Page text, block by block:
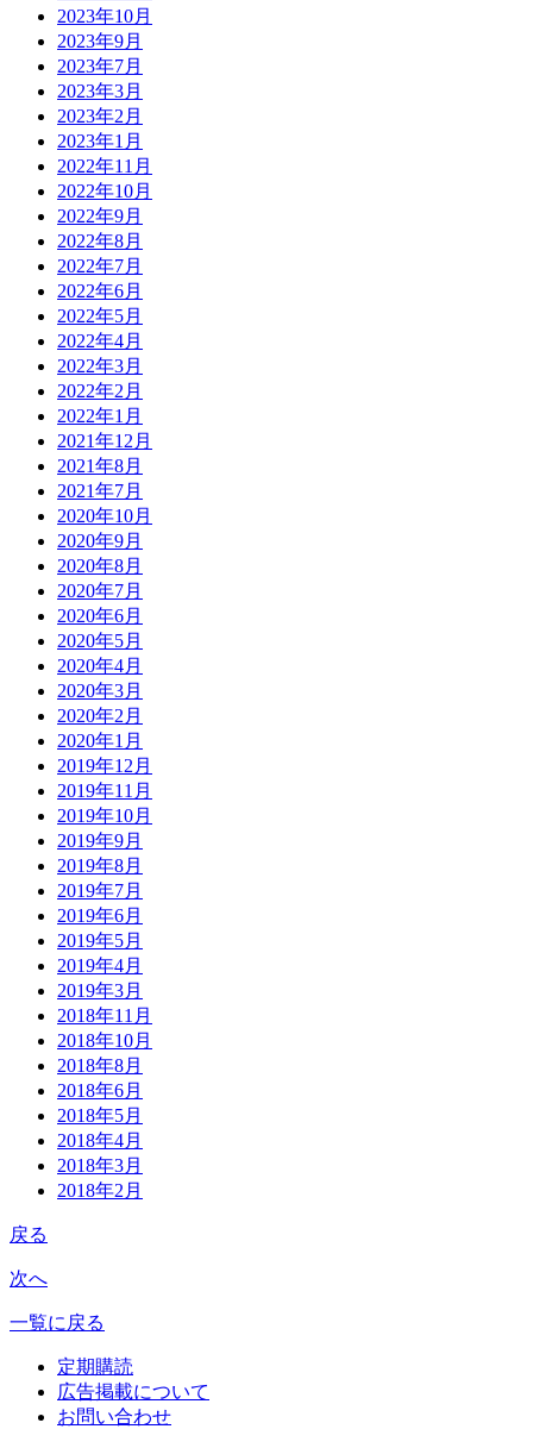
2023年10月
2023年9月
2023年7月
2023年3月
2023年2月
2023年1月
2022年11月
2022年10月
2022年9月
2022年8月
2022年7月
2022年6月
2022年5月
2022年4月
2022年3月
2022年2月
2022年1月
2021年12月
2021年8月
2021年7月
2020年10月
2020年9月
2020年8月
2020年7月
2020年6月
2020年5月
2020年4月
2020年3月
2020年2月
2020年1月
2019年12月
2019年11月
2019年10月
2019年9月
2019年8月
2019年7月
2019年6月
2019年5月
2019年4月
2019年3月
2018年11月
2018年10月
2018年8月
2018年6月
2018年5月
2018年4月
2018年3月
2018年2月
戻る
次へ
一覧に戻る
定期購読
広告掲載について
お問い合わせ